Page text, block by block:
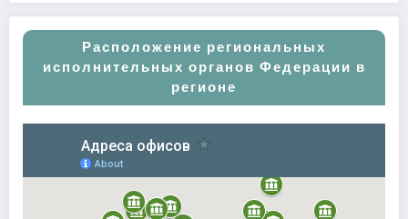
Расположение региональных
исполнительных органов Федерации в
регионе